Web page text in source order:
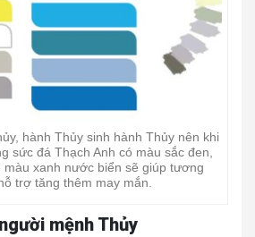
hành Thủy sinh hành Thủy nên khi
sức đá Thạch Anh có màu sắc đen,
màu xanh nước biển sẽ giúp tương
trợ tăng thêm may mắn.
mệnh Thủy